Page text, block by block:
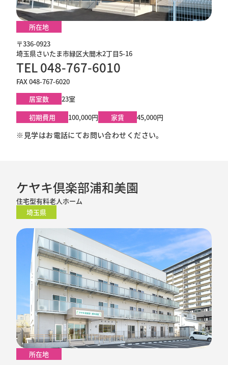
所在地
〒336-0923
埼玉県さいたま市緑区大間木2丁目5-16
TEL 048-767-6010
FAX 048-767-6020
居室数
23室
初期費用
100,000円 家賃 45,000円
※見学はお電話にてお問い合わせください。
ケヤキ倶楽部浦和美園
住宅型有料老人ホーム
埼玉県
所在地